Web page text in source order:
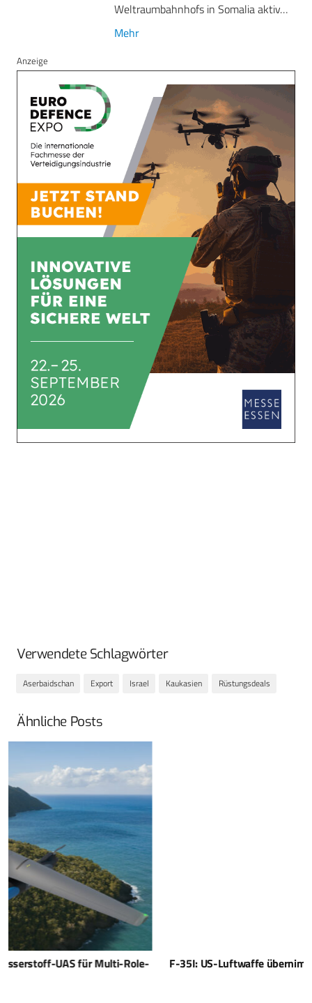
Weltraumbahnhofs in Somalia aktiv…
Mehr
Anzeige
Verwendete Schlagwörter
Aserbaidschan Export Israel Kaukasien Rüstungsdeals
Ähnliche Posts
F-35I: US-Luftwaffe übernimmt israelische Modifikationen